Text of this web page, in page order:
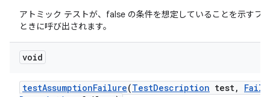
アトミック テストが、false の条件を想定していることを示すフ
ときに呼び出されます。
void
testAssumptionFailure(TestDescription test,